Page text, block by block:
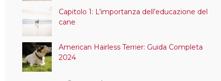
Capitolo 1: L’importanza dell’educazione del
cane
American Hairless Terrier: Guida Completa
2024